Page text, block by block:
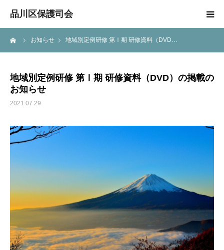
品川区保護司会
お知らせ 地域別定例研修 第Ⅰ期 研修資料（DVD…
地域別定例研修 第Ⅰ期 研修資料（DVD）の掲載の
お知らせ
2021.07.29
ホーム
品川区保護司会について
活動報告
会員ページ